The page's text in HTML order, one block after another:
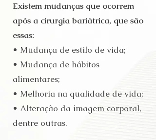
Existem mudanças que ocorrem
após a cirurgia bariátrica, que são
essas:
• Mudança de estilo de vida;
• Mudança de hábitos
alimentares;
• Melhoria na qualidade de vida;
• Alteração da imagem corporal,
dentre outras.